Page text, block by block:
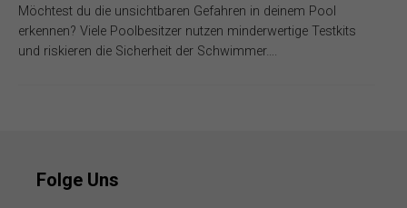
Möchtest du die unsichtbaren Gefahren in deinem Pool
erkennen? Viele Poolbesitzer nutzen minderwertige Testkits
und riskieren die Sicherheit der Schwimmer….
Folge Uns